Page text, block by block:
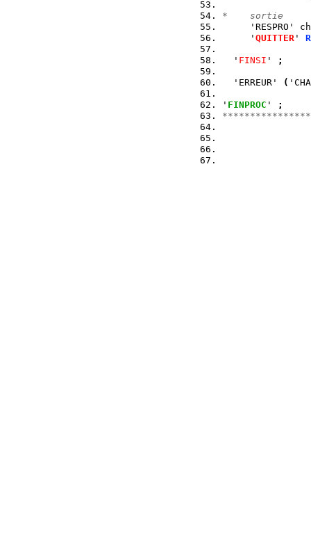
*    sortie
'RESPRO'
     '
QUITTER '
  '
FINSI ' ;
  'ERREUR'
(
' FINPROC '
;